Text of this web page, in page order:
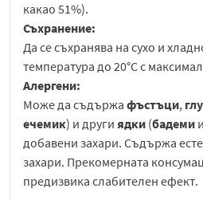
какао 51%).
Съхранение:
Да се съхранява на сухо и
температура до 20°C с
Алергени:
Може да съдържа фъстъци,
ечемик) и други ядки (бадеми и
добавени захари. Съдържа
захари. Прекомерната
предизвика слабителен ефект.